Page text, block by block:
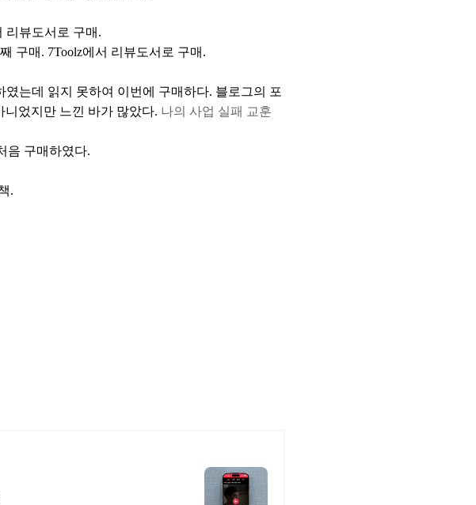
리뷰도서로 구매.
구매. 7Toolz에서 리뷰도서로 구매.
는데 읽지 못하여 이번에 구매하다. 블로그의 포
었지만 느낀 바가 많았다. 나의 사업 실패 교훈
음 구매하였다.
.